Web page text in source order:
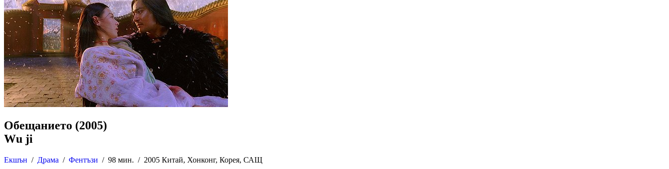
Обещанието (2005)
Wu ji
Екшън / Драма / Фентъзи / 98 мин. / 2005 Китай, Хонконг, Корея, САЩ